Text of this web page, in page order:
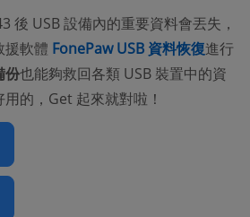
後 USB 設備內的重要資料會丟失，
援軟體 FonePaw USB 資料恢復進行
份也能夠救回各類 USB 裝置中的資
用的，Get 起來就對啦！